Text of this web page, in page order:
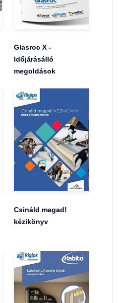
Glasroc X -
Időjárásálló
megoldások
Csináld magad!
kézikönyv